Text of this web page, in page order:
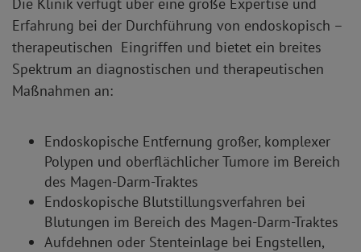
Erfahrung bei der Durchführung von endoskopisch –
therapeutischen Eingriffen und bietet ein breites
Spektrum an diagnostischen und therapeutischen
Maßnahmen an:
Endoskopische Entfernung großer, komplexer
Polypen und oberflächlicher Tumore im Bereich
des Magen-Darm-Traktes
Endoskopische Blutstillungsverfahren bei
Blutungen im Bereich des Magen-Darm-Traktes
Aufdehnen oder Stenteinlage bei Engstellen,